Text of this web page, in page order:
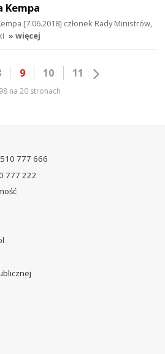
Kempa
[7.06.2018] członek Rady Ministrów,
» więcej
9 10 11
na 20 stronach
777 666
777 222